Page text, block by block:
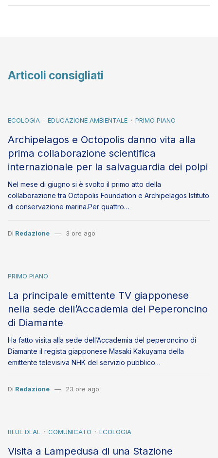
Articoli consigliati
ECOLOGIA EDUCAZIONE AMBIENTALE PRIMO PIANO
Archipelagos e Octopolis danno vita alla
prima collaborazione scientifica
internazionale per la salvaguardia dei polpi
Nel mese di giugno si è svolto il primo atto della
collaborazione tra Octopolis Foundation e Archipelagos Istituto
di conservazione marina.Per quattro…
Di Redazione 3 ore ago
PRIMO PIANO
La principale emittente TV giapponese
nella sede dell’Accademia del Peperoncino
di Diamante
Ha fatto visita alla sede dell’Accademia del peperoncino di
Diamante il regista giapponese Masaki Kakuyama della
emittente televisiva NHK del servizio pubblico…
Di Redazione 23 ore ago
BLUE DEAL COMUNICATO ECOLOGIA
Visita a Lampedusa di una Stazione